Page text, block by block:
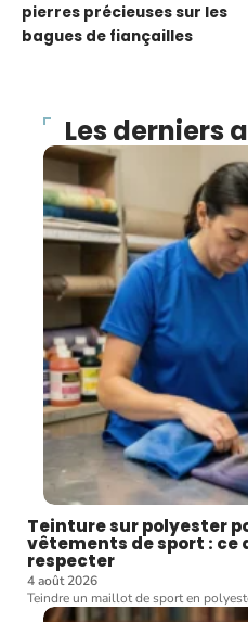
pierres précieuses sur les
bagues de fiançailles
Les derniers
Teinture sur polyester
vêtements de sport : ce
respecter
4 août 2026
Teindre un maillot de sport en